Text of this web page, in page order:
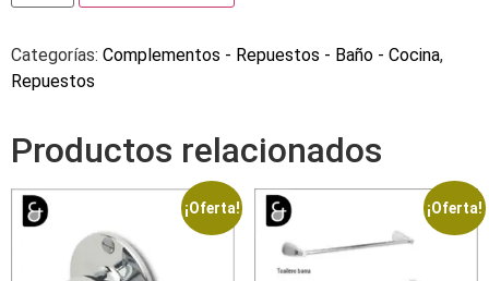
Categorías: Complementos - Repuestos - Baño - Cocina,
Repuestos
Productos relacionados
¡Oferta! ¡Oferta!